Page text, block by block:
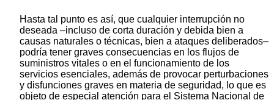
Hasta tal punto es así, que cualquier interrupción no
deseada –incluso de corta duración y debida bien a
causas naturales o técnicas, bien a ataques deliberados–
podría tener graves consecuencias en los flujos de
suministros vitales o en el funcionamiento de los
servicios esenciales, además de provocar perturbaciones
y disfunciones graves en materia de seguridad, lo que es
objeto de especial atención para el Sistema Nacional de